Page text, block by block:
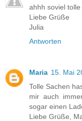
ahhh soviel
Liebe Grüße
Julia
Antworten
Maria 15. Mai
Tolle Sachen
mir auch
sogar einen
Liebe Grüße,